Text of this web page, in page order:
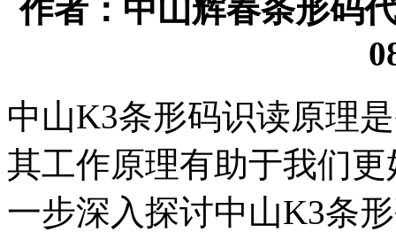
作者：中山辉春条形码
中山K3条形码识读原理
其工作原理有助于我们
一步深入探讨中山K3条